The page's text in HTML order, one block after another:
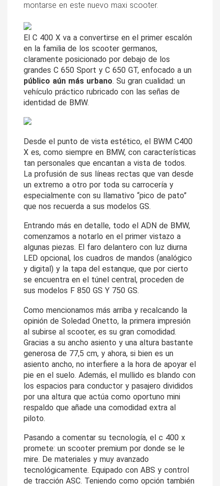
montarse en este nuevo maxi scooter.
El C 400 X va a convertirse en el primer escalón
en la familia de los scooter germanos,
claramente posicionado por debajo de los
público aún más urbano. Su gran cualidad: un
vehículo práctico rubricado con las señas de
identidad de BMW.
Desde el punto de vista estético, el BWM C400
X es, como siempre en BMW, con características
tan personales que encantan a vista de todos.
La profusión de sus líneas rectas que van desde
un extremo a otro por toda su carrocería y
especialmente con su llamativo “pico de pato”
que nos recuerda a sus modelos GS.
Entrando más en detalle, todo el ADN de BMW,
comenzamos a notarlo en el primer vistazo a
algunas piezas. El faro delantero con luz diurna
LED opcional, los cuadros de mandos (analógico
y digital) y la tapa del estanque, que por cierto
se encuentra en el túnel central, proceden de
sus modelos F 850 GS Y 750 GS.
Como mencionamos más arriba y recalcando la
opinión de Soledad Onetto, la primera impresión
al subirse al scooter, es su gran comodidad.
Gracias a su ancho asiento y una altura bastante
generosa de 77,5 cm, y ahora, si bien es un
asiento ancho, no interfiere a la hora de apoyar el
pie en el suelo. Además, el mullido es blando con
los espacios para conductor y pasajero divididos
por una altura que actúa como oportuno mini
respaldo que añade una comodidad extra al
piloto.
Pasando a comentar su tecnología, el c 400 x
promete: un scooter premium por donde se le
mire. De materiales y muy avanzado
tecnológicamente. Equipado con ABS y control
de tracción ASC. Teniendo como opción también